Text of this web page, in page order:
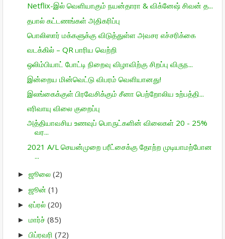
Netflix-இல் வெளியாகும் நயன்தாரா & விக்னேஷ் சிவன் த...
தபால் கட்டணங்கள் அதிகரிப்பு
பொலிஸார் மக்களுக்கு விடுத்துள்ள அவசர எச்சரிக்கை
வடக்கில் – QR பாரிய வெற்றி
ஒலிம்பியாட் போட்டி நிறைவு விழாவிற்கு சிறப்பு விருந...
இன்றைய மின்வெட்டு விபரம் வெளியானது!
இலங்கைக்குள் பிரவேசிக்கும் சீனா பெற்றோலிய உற்பத்தி...
எரிவாயு விலை குறைப்பு
அத்தியாவசிய உணவுப் பொருட்களின் விலைகள் 20 - 25%
வர...
2021 A/L செயன்முறை பரீட்சைக்கு தோற்ற முடியாமற்போன
...
► ஜூலை (2)
► ஜூன் (1)
► ஏப்ரல் (20)
► மார்ச் (85)
► பிப்ரவரி (72)